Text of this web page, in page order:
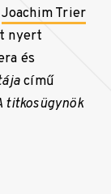
Joachim Trier
nyert
és
című
titkosügynök